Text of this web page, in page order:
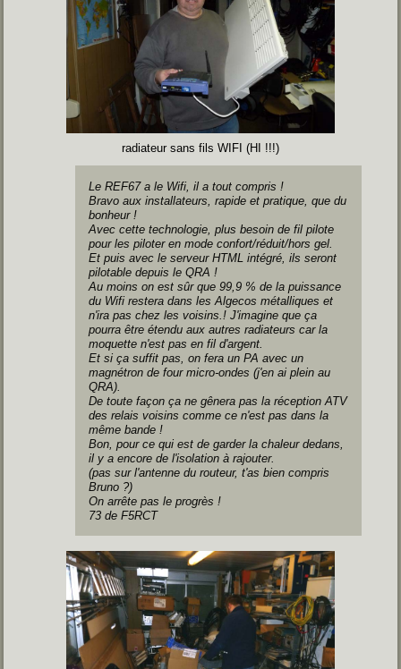
radiateur sans fils WIFI (HI !!!)
Le REF67 a le Wifi, il a tout compris !
Bravo aux installateurs, rapide et pratique, que du
bonheur !
Avec cette technologie, plus besoin de fil pilote
pour les piloter en mode confort/réduit/hors gel.
Et puis avec le serveur HTML intégré, ils seront
pilotable depuis le QRA !
Au moins on est sûr que 99,9 % de la puissance
du Wifi restera dans les Algecos métalliques et
n'ira pas chez les voisins.! J'imagine que ça
pourra être étendu aux autres radiateurs car la
moquette n'est pas en fil d'argent.
Et si ça suffit pas, on fera un PA avec un
magnétron de four micro-ondes (j'en ai plein au
QRA).
De toute façon ça ne gênera pas la réception ATV
des relais voisins comme ce n'est pas dans la
même bande !
Bon, pour ce qui est de garder la chaleur dedans,
il y a encore de l'isolation à rajouter.
(pas sur l'antenne du routeur, t'as bien compris
Bruno ?)
On arrête pas le progrès !
73 de F5RCT